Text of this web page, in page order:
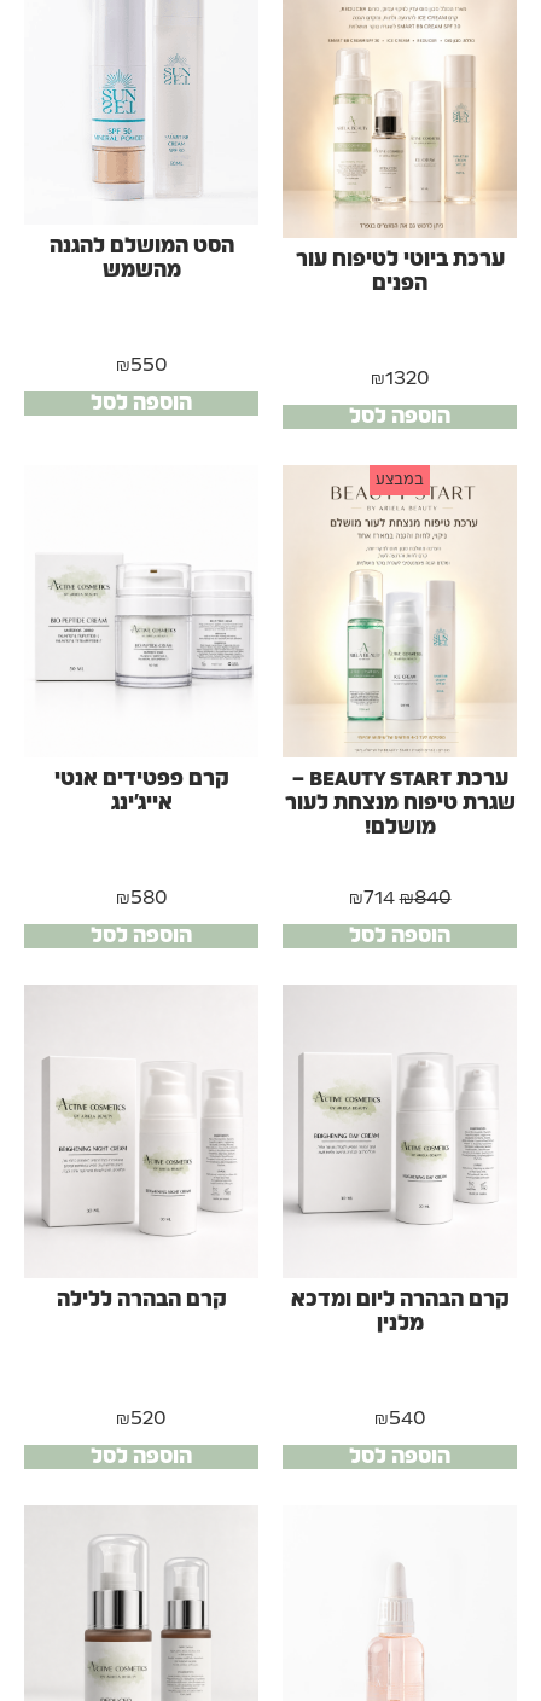
ערכת ביוטי לטיפוח עור
הפנים
₪1320
הוספה לסל
הסט המושלם להגנה
מהשמש
₪550
הוספה לסל
במבצע
ערכת BEAUTY START –
שגרת טיפוח מנצחת לעור
מושלם!
₪840
₪714
הוספה לסל
קרם פפטידים אנטי
אייג'ינג
₪580
הוספה לסל
קרם הבהרה ליום ומדכא
מלנין
₪540
הוספה לסל
קרם הבהרה ללילה
₪520
הוספה לסל